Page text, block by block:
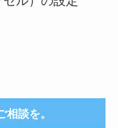
談を。